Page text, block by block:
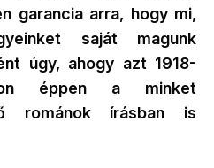
garancia arra, hogy mi,
saját magunk
úgy, ahogy azt 1918-
éppen a minket
románok írásban is